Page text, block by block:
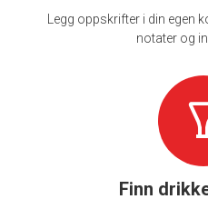
Legg oppskrifter i din egen
notater og
Finn